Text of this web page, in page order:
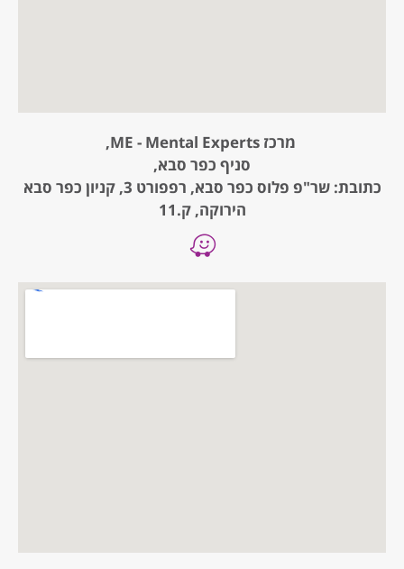
מרכז ME - Mental Experts,
סניף כפר סבא,
כתובת: שר"פ פלוס כפר סבא, רפפורט 3, קניון כפר סבא
הירוקה, ק.11